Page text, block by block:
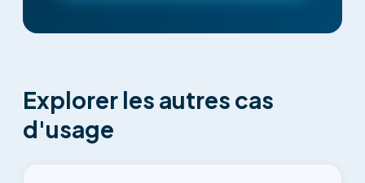
Explorer les autres cas
d'usage